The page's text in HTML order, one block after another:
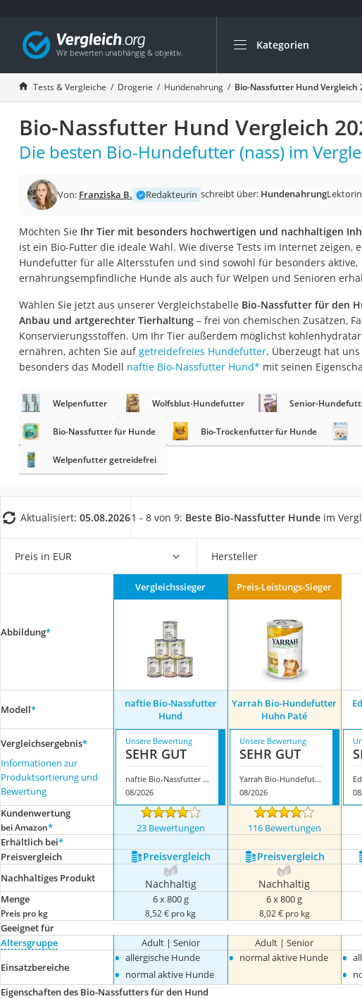
Kategorien
Die beliebtesten
Drogerie
Inhalator
Haarschneider
Rollator
Katzenklappe (Chip)
Masturbator
Massagepistole
Epilierer
Reisehaartrockner
Eiweißpulver
Magnesiumpräparat
Katzenklappe
Nackenmassagegerät
Zeckenschutz Katze
leichter Haartrockner
Service
Tests & Vergleiche Drogerie Hundenahrung Bio-Nassfutter Hund Vergleich
Bio-Nassfutter Hund Vergleich
Die besten Bio-Hundefutter (nass) im
Von: Franziska B. Redakteurin schreibt über: Hundenahrung
Möchten Sie Ihr Tier mit besonders hochwertigen und nachhaltigen
ist ein Bio-Futter die ideale Wahl. Wie diverse Tests im Internet zeigen,
Hundefutter für alle Altersstufen und sind sowohl für besonders aktive,
ernährungsempfindliche Hunde als auch für Welpen und Senioren
Wählen Sie jetzt aus unserer Vergleichstabelle Bio-Nassfutter für den
Anbau und artgerechter Tierhaltung– frei von chemischen Zusätzen,
Konservierungsstoffen. Um Ihr Tier außerdem möglichst
ernähren, achten Sie aufgetreidefreies Hundefutter. Überzeugt hat
besonders das Modell naftie Bio-Nassfutter Hund* mit seinen
Welpenfutter Wolfsblut-Hundefutter Senior-
Bio-Nassfutter für Hunde Bio-Trockenfutter für Hunde
Welpenfutter getreidefrei
Aktualisiert: 05.08.20261 - 8 von 9: Beste Bio-Nassfutter Hunde im
Preis in EUR Hersteller
Abbildung*
Vergleichssieger Preis-Leistungs-Sieger
Modell*
naftie Bio-Nassfutter
Hund
Yarrah Bio-Hundefutter
Huhn Paté
Vergleichsergebnis*
Informationen zur
Produktsortierung und
Bewertung
Unsere Bewertung
SEHR GUT
naftie Bio-Nassfutter Hund
08/2026
Unsere Bewertung
SEHR GUT
Yarrah Bio-Hundefutter Huhn Paté
08/2026
Kundenwertung
bei Amazon* 23 Bewertungen 116 Bewertungen
Erhältlich bei*
Preis­vergleich
Preis­vergleich Preis­vergleich
Nachhaltiges Produkt Nachhaltig Nachhaltig
Menge
Preis pro kg
6 x 800 g
8,52 € pro kg
6 x 800 g
8,02 € pro kg
Geeignet für
Altersgruppe
Adult | Senior Adult | Senior
Einsatzbereiche
• allergische Hunde
• normal aktive Hunde
• normal aktive Hunde •
•
Eigenschaften des Bio-Nassfutters für den Hund